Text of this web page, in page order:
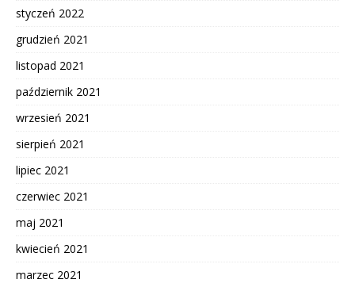
styczeń 2022
grudzień 2021
listopad 2021
październik 2021
wrzesień 2021
sierpień 2021
lipiec 2021
czerwiec 2021
maj 2021
kwiecień 2021
marzec 2021